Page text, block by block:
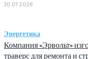
30.07.2026
Энергетика
Компания «Эрвольт»
траверс для ремонта и